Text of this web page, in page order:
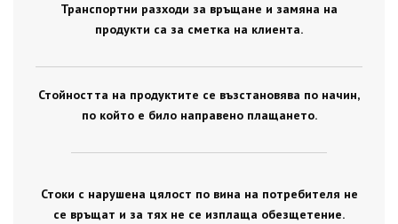
Транспортни разходи за връщане и замяна на
продукти са за сметка на клиента.
Стойността на продуктите се възстановява по начин,
по който е било направено плащането.
Стоки с нарушена цялост по вина на потребителя не
се връщат и за тях не се изплаща обезщетение.